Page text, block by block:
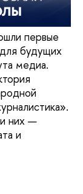
первые
будущих
медиа.
них —
и